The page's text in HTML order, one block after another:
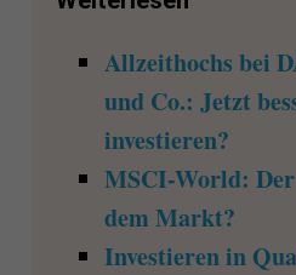
Allzeithochs bei
und Co.: Jetzt
investieren?
MSCI-World:
dem Markt?
Investieren in